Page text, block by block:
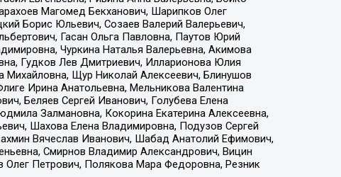
Магомед Бекханович, Шарипков Олег
Борис Юльевич, Созаев Валерий Валерьевич,
Гасан Ольга Павловна, Паутов Юрий
Чуркина Наталья Валерьевна, Акимова
Гудков Лев Дмитриевич, Илларионова Юлия
Михайловна, Щур Николай Алексеевич, Блинушов
Ирина Анатольевна, Мельникова Валентина
Беляев Сергей Иванович, Голубева Елена
Залмановна, Кокорина Екатерина Алексеевна,
Шахова Елена Владимировна, Подузов Сергей
Вячеслав Иванович, Шабад Анатолий Ефимович,
Смирнов Владимир Александрович, Вицин
Петрович, Полякова Мара Федоровна, Резник